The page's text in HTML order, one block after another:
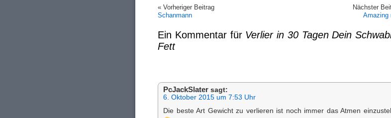
« Vorheriger Beitrag
Schanmann
Nächster
Amazing
Ein Kommentar für Verlier in 30 Tagen Dein
Fett
PcJackSlater sagt:
6. Oktober 2015 um 7:53 Uhr
Die beste Art Gewicht zu verlieren ist noch immer das Atmen